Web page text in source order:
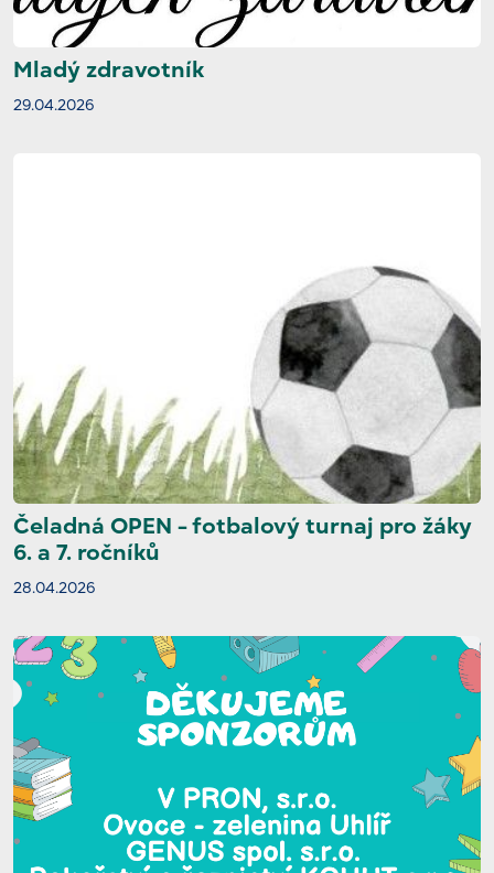
Mladý zdravotník
29.04.2026
Čeladná OPEN - fotbalový turnaj pro žáky
6. a 7. ročníků
28.04.2026